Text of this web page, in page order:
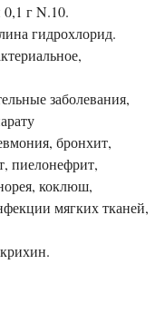
г N.10.
гидрохлорид.
заболевания,
бронхит,
пиелонефрит,
коклюш,
мягких тканей,